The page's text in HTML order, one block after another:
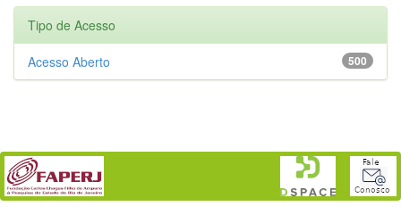
Tipo de Acesso
500
Acesso Aberto